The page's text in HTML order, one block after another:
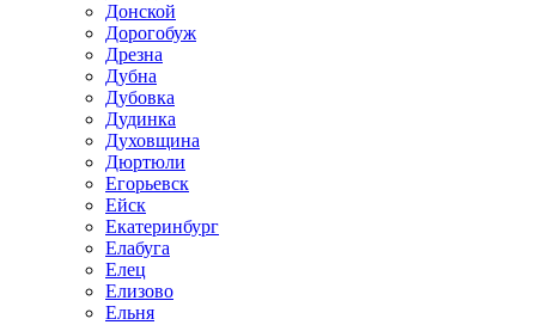
Донской
Дорогобуж
Дрезна
Дубна
Дубовка
Дудинка
Духовщина
Дюртюли
Егорьевск
Ейск
Екатеринбург
Елабуга
Елец
Елизово
Ельня